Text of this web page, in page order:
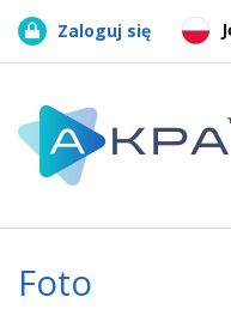
Zaloguj się
Foto